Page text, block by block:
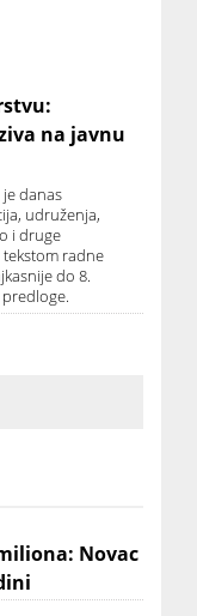
na javnu
danas
udruženja,
i druge
radne
do 8.
Novac